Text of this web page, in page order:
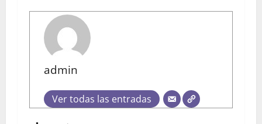
admin
Ver todas las entradas